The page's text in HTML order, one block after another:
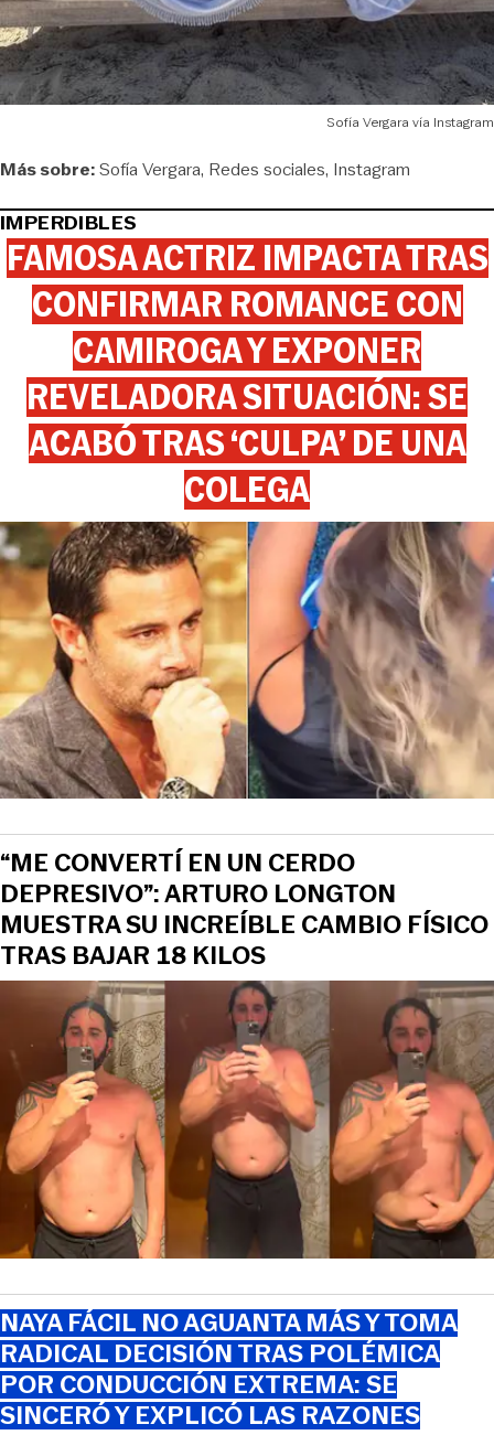
Sofía Vergara vía Instagram
Más sobre:Sofía Vergara Redes sociales Instagram
IMPERDIBLES
FAMOSA ACTRIZ IMPACTA TRAS
CONFIRMAR ROMANCE CON
CAMIROGA Y EXPONER
REVELADORA SITUACIÓN: SE
ACABÓ TRAS ‘CULPA’ DE UNA
COLEGA
“ME CONVERTÍ EN UN CERDO
DEPRESIVO”: ARTURO LONGTON
MUESTRA SU INCREÍBLE CAMBIO FÍSICO
TRAS BAJAR 18 KILOS
NAYA FÁCIL NO AGUANTA MÁS Y TOMA
RADICAL DECISIÓN TRAS POLÉMICA
POR CONDUCCIÓN EXTREMA: SE
SINCERÓ Y EXPLICÓ LAS RAZONES